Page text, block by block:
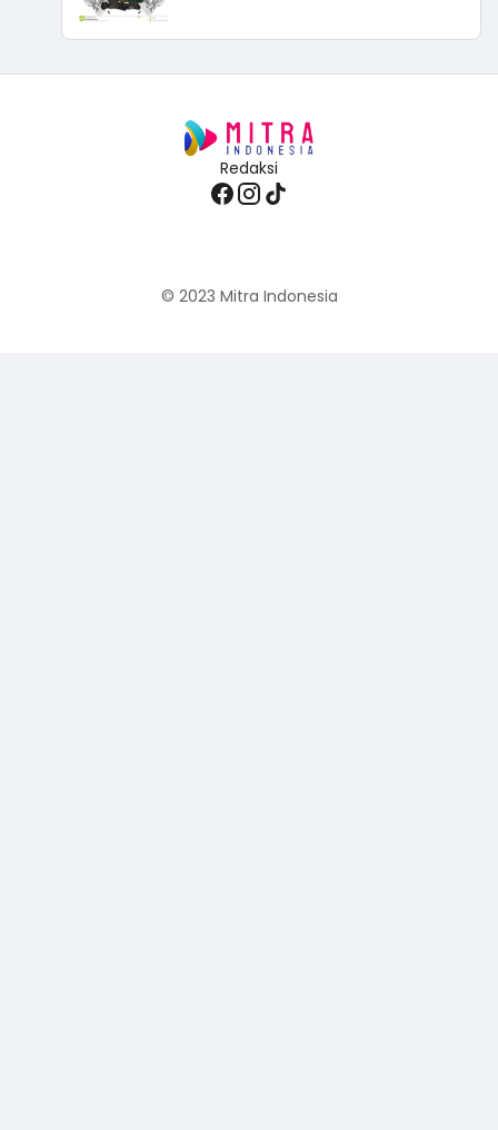
Redaksi
© 2023 Mitra Indonesia